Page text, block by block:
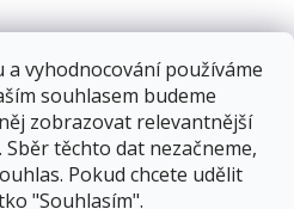
vyhodnocování používáme
souhlasem budeme
zobrazovat relevantnější
těchto dat nezačneme,
Pokud chcete udělit
"Souhlasím".